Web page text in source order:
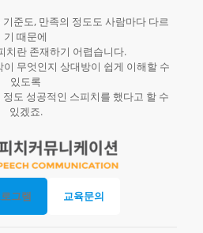
준도, 만족의 정도도 사람마다 다르
기 때문에
치란 존재하기 어렵습니다.
무엇인지 상대방이 쉽게 이해할 수
있도록
도 성공적인 스피치를 했다고 할 수
있겠죠.
그램 교육문의